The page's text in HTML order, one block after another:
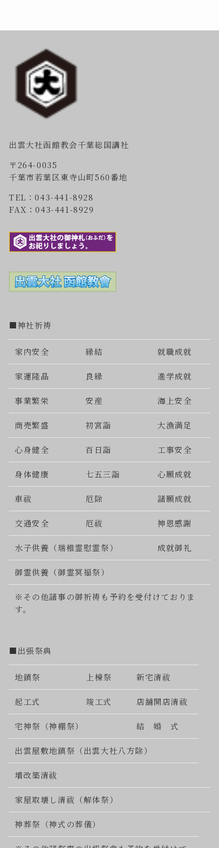
出雲大社函館教会千葉総国講社
〒264-0035
千葉市若葉区東寺山町560番地
TEL：043-441-8928
FAX：043-441-8929
■神社祈祷
家内安全 縁結 就職成就
家運隆晶 良縁 進学成就
事業繁栄 安産 海上安全
商売繁盛 初宮詣 大漁満足
心身健全 百日詣 工事安全
身体健康 七五三詣 心願成就
車祓 厄除 諸願成就
交通安全 厄祓 神恩感謝
水子供養（瑞稚霊慰霊祭） 成就御礼
御霊供養（御霊冥福祭）
※その他諸事の御祈祷も予約を受付けておりま
す。
■出張祭典
地鎮祭 上棟祭 新宅清祓
起工式 竣工式 店舗開店清祓
宅神祭（神棚祭） 結 婚 式
出雲屋敷地鎮祭（出雲大社八方除）
増改築清祓
家屋取壊し清祓（解体祭）
神葬祭（神式の葬儀）